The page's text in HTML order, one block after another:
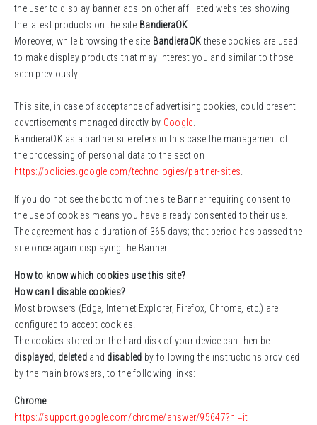
the user to display banner ads on other affiliated websites showing
the latest products on the site BandieraOK
Moreover, while browsing the site BandieraOK these cookies are used
to make display products that may interest you and similar to those
seen previously.
This site, in case of acceptance of advertising cookies, could present
advertisements managed directly by Google
BandieraOK as a partner site refers in this case the management of
the processing of personal data to the section
https://policies.google.com/technologies/partner-sites
If you do not see the bottom of the site Banner requiring consent to
the use of cookies means you have already consented to their use
The agreement has a duration of 365 days; that period has passed the
site once again displaying the Banner.
How to know which cookies use this site?
How can I disable cookies?
Most browsers (Edge, Internet Explorer, Firefox, Chrome, etc.) are
configured to accept cookies.
The cookies stored on the hard disk of your device can then be
displayed deleted and disabled by following the instructions provided
by the main browsers, to the following links:
Chrome
https://support.google.com/chrome/answer/95647?hl=it